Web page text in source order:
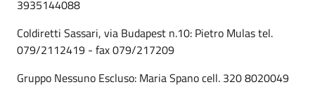
3935144088
Coldiretti Sassari, via Budapest n.10: Pietro Mulas tel.
079/2112419 - fax 079/217209
Gruppo Nessuno Escluso: Maria Spano cell. 320 8020049